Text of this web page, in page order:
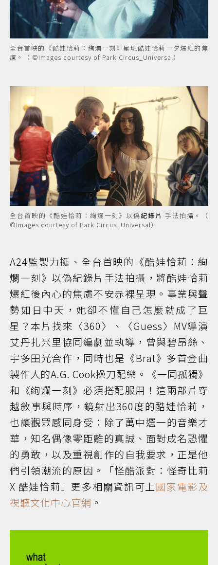
全台首映的《酷娃恰莉：絢爛一刻》呈現酷娃恰莉一夕爆紅的焦
慮。（ ©Images courtesy of Park Circus_Universal）
全台首映的《酷娃恰莉：絢爛一刻》以偽紀錄片 手法拍攝。（
©Images courtesy of Park Circus_Universal）
A24監製力挺、全台首映的《酷娃恰莉：絢
爛一刻》以偽紀錄片手法拍攝，將酷娃恰莉
爆紅後內心的焦慮不安赤裸呈現。事業與聲
勢如日中天，她卻不懂自己怎麼就成了巨
星？本片找來〈360〉、〈Guess〉MV導演
艾丹扎米里協同編劇並執導，曾與碧昂絲、
宇多田光合作，同時也是《Brat》多首金曲
製作人的A.G. Cook操刀配樂。《一同孤獨》
和《絢爛一刻》必須搭配服用！這兩部片穿
越敘事與時序，鏡射出360度的酷娃恰莉，
也讓觀眾感同身受：除了萬中選一的音樂才
華，知名偶像零距離的真誠、面對成名恐懼
的勇敢，以及重視創作的自我要求，正是他
們引領潮流的原因。「怪酷派對：怪奇比莉
X 酷娃恰莉」更多相關資訊可上國家電影及
視聽文化中心官網 。